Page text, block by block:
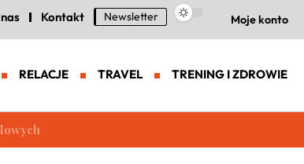
Kontakt Newsletter Moje konto
RELACJE TRAVEL TRENING I ZDROWIE